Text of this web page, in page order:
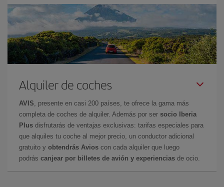
Alquiler de coches
AVIS , presente en casi 200 países, te ofrece la gama más
completa de coches de alquiler. Además por ser socio Iberia
Plus disfrutarás de ventajas exclusivas: tarifas especiales para
que alquiles tu coche al mejor precio, un conductor adicional
gratuito y obtendrás Avios con cada alquiler que luego
podrás canjear por billetes de avión y experiencias de ocio.